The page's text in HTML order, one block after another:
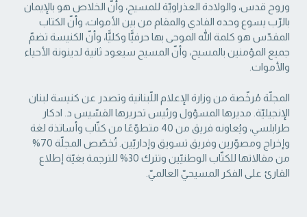
وروح قدس، والولادة العذراويّة ‏للمسيح، وأنّ الخلاص هو بالإيمان
بالرّب يسوع وحده الفادي والمقام من بين الأموات، وأنّ الكتاب
‏المقدّس هو كلمة الله الموحى بها حرفيًّا وكليًّا، وأنّ الكنيسة تضمّ
جميع المؤمنين بالمسيح، وأنّ المسيح ‏سيعود ثانية لدينونة الأحياء
والأموات. ‏
المجلّة مُرخّصة من وزارة الإعلام اللّبنانية وتصدر عن كنيسة لبنان
الإنجيليّة. مديرها المسؤول ‏ورئيس تحريرها القسّيس د. ادكار
طرابلسي، ويُعاونه فريق من 40 متطوّعًا من كتّاب وأساتذة لغة
‏وإخراج ومصوّرين وفريق تسويق وإداريّين. تُخصّص المجلّة 70%
من مقالاتها للكتّاب الوطنيّين ‏وتترك 30% للترجمة بغيّة إطلاع
القارئ على الفكر المسيحيّ العالميّ.‏